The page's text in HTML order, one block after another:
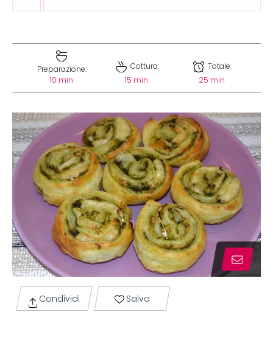
Preparazione:
10 min
Cottura:
15 min
Totale:
25 min
Condividi Salva